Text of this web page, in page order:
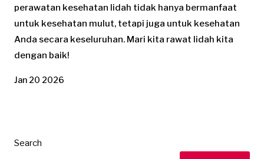
perawatan kesehatan lidah tidak hanya bermanfaat
untuk kesehatan mulut, tetapi juga untuk kesehatan
Anda secara keseluruhan. Mari kita rawat lidah kita
dengan baik!
Jan 20 2026
Search